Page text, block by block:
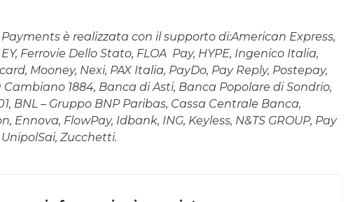
Payments è realizzata con il supporto di:American Express,
Ferrovie Dello Stato, FLOA Pay, HYPE, Ingenico Italia,
Mooney, Nexi, PAX Italia, PayDo, Pay Reply, Postepay,
1884, Banca di Asti, Banca Popolare di Sondrio,
BNL – Gruppo BNP Paribas, Cassa Centrale Banca,
Ennova, FlowPay, Idbank, ING, Keyless, N&TS GROUP, Pay
Zucchetti.